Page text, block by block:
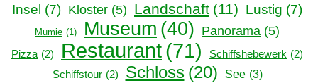
Insel (7) Kloster (5) Landschaft (11) Lustig (7)
Mumie (1) Museum (40) Panorama (5)
Pizza (2) Restaurant(71) Schiffshebewerk (2)
Schiffstour (2) Schloss (20) See (3)